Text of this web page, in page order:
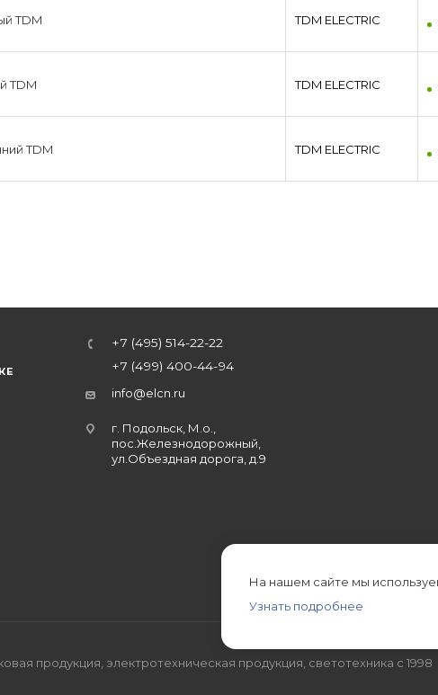
TDM TDM ЕLECTRIC
TDM TDM ЕLECTRIC
TDM TDM ЕLECTRIC
+7 (495) 514-22-22
+7 (499) 400-44-94
info@elcn.ru
г. Подольск, М.о.,
пос.Железнодорожный,
ул.Объездная дорога, д.9
продукция, электротехническая продукция, светотехника с 1998
На нашем сайте мы
Узнать подробнее